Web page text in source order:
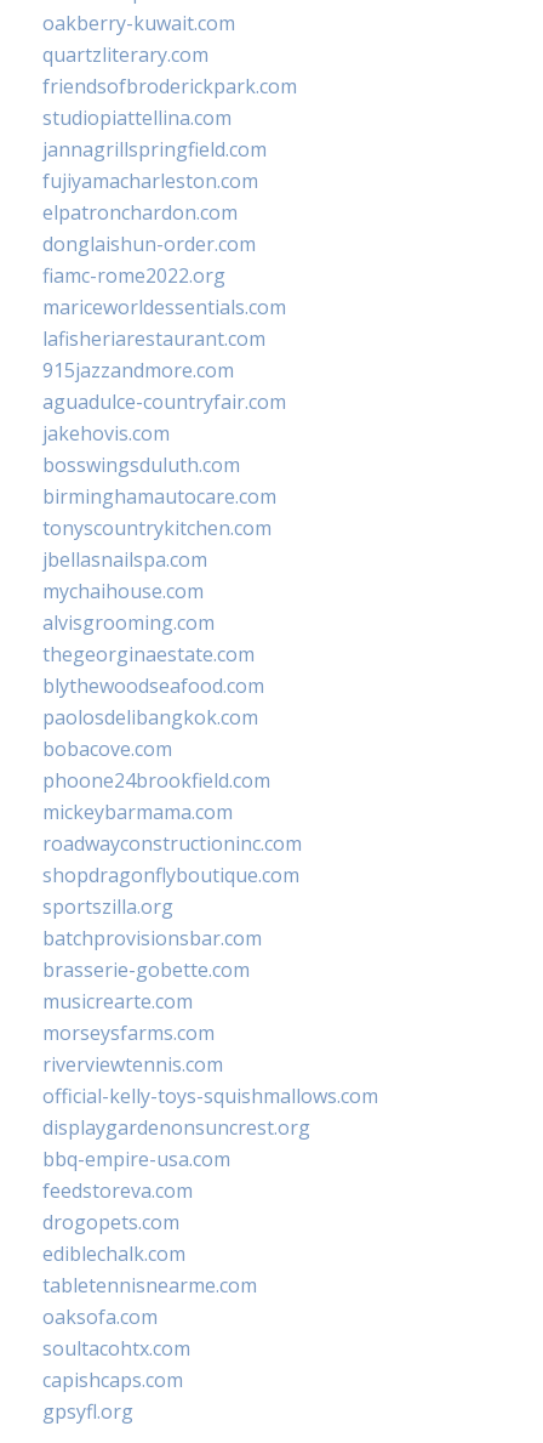
oakberry-kuwait.com
quartzliterary.com
friendsofbroderickpark.com
studiopiattellina.com
jannagrillspringfield.com
fujiyamacharleston.com
elpatronchardon.com
donglaishun-order.com
fiamc-rome2022.org
mariceworldessentials.com
lafisheriarestaurant.com
915jazzandmore.com
aguadulce-countryfair.com
jakehovis.com
bosswingsduluth.com
birminghamautocare.com
tonyscountrykitchen.com
jbellasnailspa.com
mychaihouse.com
alvisgrooming.com
thegeorginaestate.com
blythewoodseafood.com
paolosdelibangkok.com
bobacove.com
phoone24brookfield.com
mickeybarmama.com
roadwayconstructioninc.com
shopdragonflyboutique.com
sportszilla.org
batchprovisionsbar.com
brasserie-gobette.com
musicrearte.com
morseysfarms.com
riverviewtennis.com
official-kelly-toys-squishmallows.com
displaygardenonsuncrest.org
bbq-empire-usa.com
feedstoreva.com
drogopets.com
ediblechalk.com
tabletennisnearme.com
oaksofa.com
soultacohtx.com
capishcaps.com
gpsyfl.org